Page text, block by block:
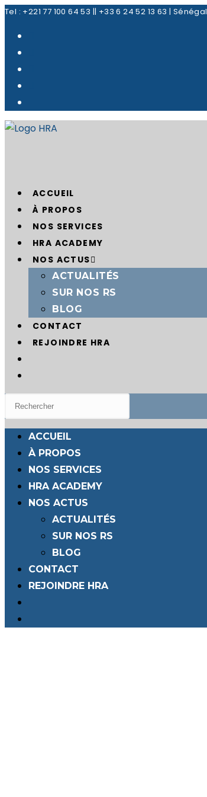
Skip
content
Tel : +221 77 100 64 53 || +33 6 24 52 13 63 | Sénégal
ACCUEIL
À PROPOS
NOS SERVICES
HRA ACADEMY
NOS ACTUS
ACTUALITÉS
SUR NOS RS
BLOG
CONTACT
REJOINDRE HRA
ACCUEIL
À PROPOS
NOS SERVICES
HRA ACADEMY
NOS ACTUS
ACTUALITÉS
SUR NOS RS
BLOG
CONTACT
REJOINDRE HRA
Search